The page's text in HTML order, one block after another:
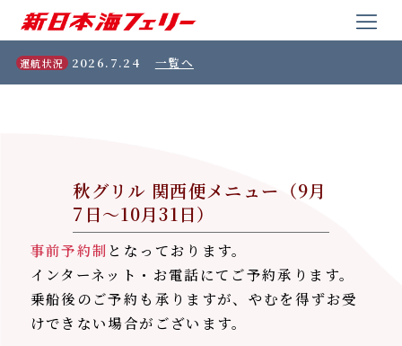
運航状況 2026.7.24 一覧へ
秋グリル 関西便メニュー（9月
7日～10月31日）
事前予約制 となっております。
インターネット・お電話にてご予約承ります。
乗船後のご予約も承りますが、やむを得ずお受
けできない場合がございます。